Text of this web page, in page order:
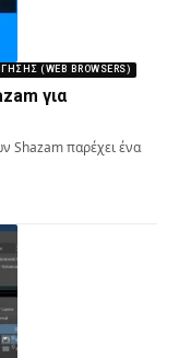
(WEB BROWSERS)
για
Shazam παρέχει ένα